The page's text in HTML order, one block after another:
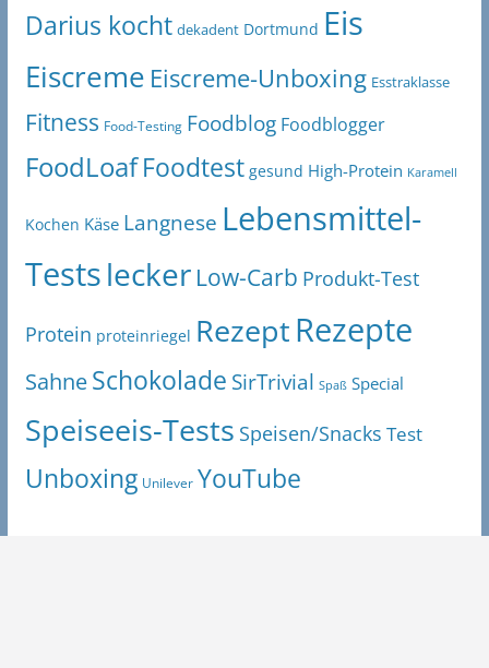
Darius kocht dekadent Dortmund Eis
Eiscreme Eiscreme-Unboxing Esstraklasse
Fitness Food-Testing Foodblog Foodblogger
FoodLoaf Foodtest gesund High-Protein Karamell
Kochen Käse Langnese Lebensmittel-
Testslecker Low-Carb Produkt-Test
Protein proteinriegel RezeptRezepte
SahneSchokolade SirTrivial Spaß Special
Speiseeis-Tests Speisen/Snacks Test
Unboxing Unilever YouTube